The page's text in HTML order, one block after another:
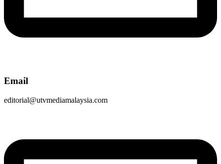
Email
editorial@utvmediamalaysia.com